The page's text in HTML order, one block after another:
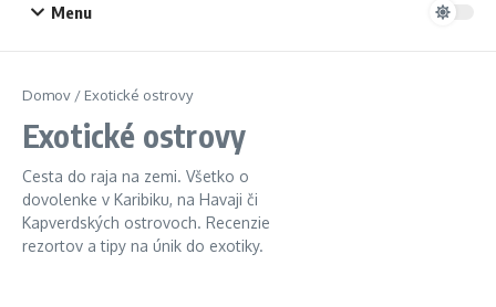
Menu
Domov / Exotické ostrovy
Exotické ostrovy
Cesta do raja na zemi. Všetko o
dovolenke v Karibiku, na Havaji či
Kapverdských ostrovoch. Recenzie
rezortov a tipy na únik do exotiky.